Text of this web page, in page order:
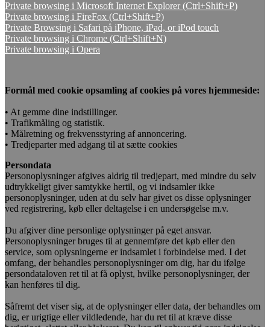
Private browsing i Microsoft Internet Explorer (Ctrl+Shift+P)
Private browsing i FireFox (Ctrl+Shift+P)
Private Browsing i Safari på iPhone, iPad, or iPod touch
Private browsing i Chrome (Ctrl+Shift+N)
Private browsing i Opera
Formål med cookie opsamling af cookies på vores hjemmeside:
• At gemme dine indstillinger.
• Trafikmåling og statistik.
• Målretning og frekvensstyring af annoncering.
• Tredjeparter med adgang til at sætte cookies
Persondata
Personoplysninger afgives aldrig til tredjepart, med mindre du selv
udtrykkeligt giver samtykke hertil, og vi indsamler ikke
personoplysninger, uden at du selv har givet os disse oplysninger
ved registrering, køb eller deltagelse i en undersøgelse m.v.
Du afgiver dine personlige oplysninger på eget ansvar.
Personoplysninger bruges til at gennemføre det køb eller den
service, som oplysningerne er indsamlet i forbindelse med. I det
omfang, der behandles personoplysninger om dig, har du ifølge
persondataloven ret til at få oplyst, hvilke personoplysninger, der
kan henføres til dig.
Såfremt det viser sig, at de oplysninger eller data, der behandles om
dig, er urigtige eller vildledende, har du ret til at kræve disse